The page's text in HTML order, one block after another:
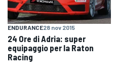
ENDURANCE28 nov 2015
24 Ore di Adria: super
equipaggio per la Raton
Racing